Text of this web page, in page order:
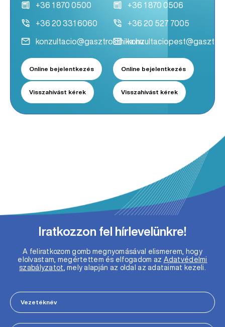
+36 1 870 0500
+36 20 331 6060
konzultacio@gasztroklinika.hu
Online bejelentkezés
Visszahívást kérek
+36 1 870 0506
+36 20 527 7005
Online bejelentkezés
Visszahívást kérek
Iratkozzon fel hírlevelünkre!
A feliratkozom gomb megnyomásával elismerem, hogy
elolvastam, megértettem és elfogadom az Adatvédelmi
szabályzatot , mely alapján az oldal az adataimat kezeli.